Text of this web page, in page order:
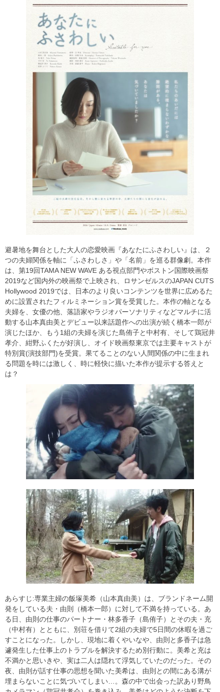
避暑地を舞台とした大人の恋愛映画『あなたにふさわしい』は、２
つの夫婦関係を軸に「ふさわしさ」や「名前」を巡る群像劇。本作
は、第19回TAMA NEW WAVE ある視点部門やボストン国際映画祭
2019など国内外の映画祭で上映され、ロサンゼルスのJAPAN CUTS
Hollywood 2019では、日本のより良いコンテンツを世界に広めるた
めに設置されたフィルミネーション賞を受賞した。本作の軸となる
夫婦を、女優の他、落語家やラジオパーソナリティなどマルチに活
動する山本真由美とデビュー以来話題作への出演が続く橋本一郎が
演じたほか、もう1組の夫婦を演じた島侑子と中村有、そして鶏冠井
孝介、紺野ふくたが好演し、オイド映画祭東京では主要キャストが
特別賞(演技部門)を受賞。果てることのない人間関係の中に生まれ
る問題を時には激しく、時に軽快に描いた本作が提示する答えと
は？
あらすじ:専業主婦の飯塚美希（山本真由美）は、ブランドネーム開
発をしている夫・由則（橋本一郎）に対して不満を持っている。あ
る日、由則の仕事のパートナー・林多香子（島侑子）とその夫・充
（中村有）とともに、別荘を借りて2組の夫婦で5日間の休暇を過ご
すことになった。しかし、現地に着くやいなや、由則と多香子は急
遽発生した仕事上のトラブルを解決するため別行動に。美希と充は
不満かと思いきや、実は二人は隠れて浮気していたのだった。その
夜、由則が話す仕事の思想を聞いた美希は、由則との間にある溝が
埋まらないことに気づいてしまい…。森の中で出会った訳あり野鳥